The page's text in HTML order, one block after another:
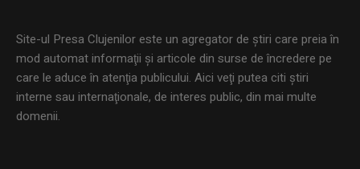
Site-ul Presa Clujenilor este un agregator de ştiri care preia în
mod automat informaţii şi articole din surse de încredere pe
care le aduce în atenţia publicului. Aici veţi putea citi ştiri
interne sau internaţionale, de interes public, din mai multe
domenii.